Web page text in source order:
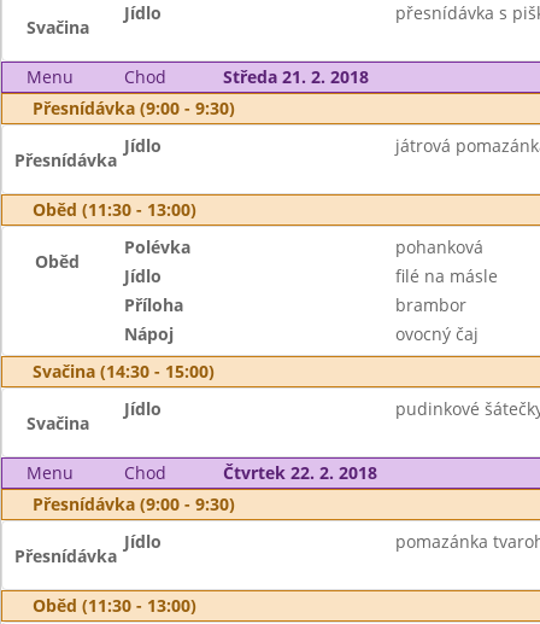
Svačina
Jídlo přesnídávka s
Menu Chod
Středa 21. 2. 2018
Přesnídávka (9:00 - 9:30)
Přesnídávka
Jídlo játrová
Oběd (11:30 - 13:00)
Oběd
Polévka
pohanková
Jídlo
filé na másle
Příloha
brambor
Nápoj
ovocný čaj
Svačina (14:30 - 15:00)
Svačina
Jídlo pudinkové
Menu Chod
Čtvrtek 22. 2. 2018
Přesnídávka (9:00 - 9:30)
Přesnídávka
Jídlo pomazánka
Oběd (11:30 - 13:00)